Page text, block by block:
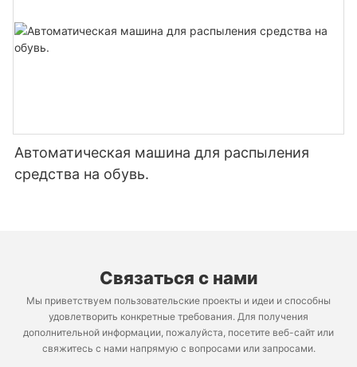
Автоматическая машина для распыления
средства на обувь.
Связаться с нами
Мы приветствуем пользовательские проекты и идеи и способны
удовлетворить конкретные требования. Для получения
дополнительной информации, пожалуйста, посетите веб-сайт или
свяжитесь с нами напрямую с вопросами или запросами.